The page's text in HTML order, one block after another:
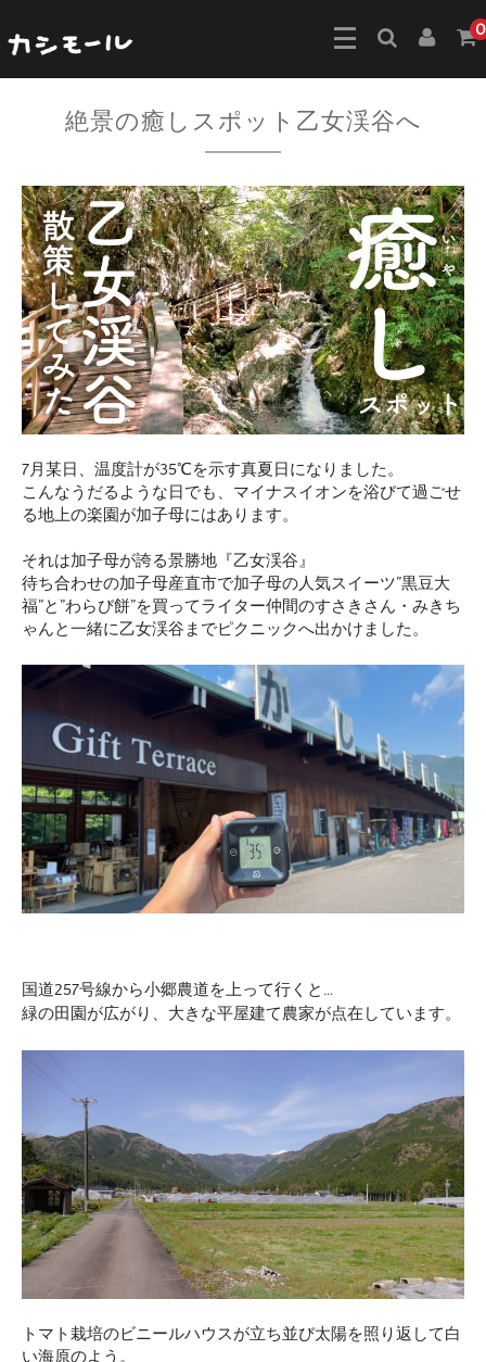
0
絶景の癒しスポット乙女渓谷へ
7月某日、温度計が35℃を示す真夏日になりました。
こんなうだるような日でも、マイナスイオンを浴びて過ごせ
る地上の楽園が加子母にはあります。
それは加子母が誇る景勝地『乙女渓谷』
待ち合わせの加子母産直市で加子母の人気スイーツ”黒豆大
福”と”わらび餅”を買ってライター仲間のすさきさん・みきち
ゃんと一緒に乙女渓谷までピクニックへ出かけました。
国道257号線から小郷農道を上って行くと…
緑の田園が広がり、大きな平屋建て農家が点在しています。
トマト栽培のビニールハウスが立ち並び太陽を照り返して白
い海原のよう。